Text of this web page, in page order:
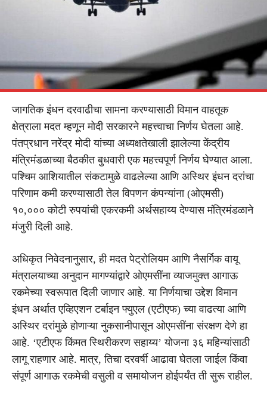
जागतिक इंधन दरवाढीचा सामना करण्यासाठी विमान वाहतूक
क्षेत्राला मदत म्हणून मोदी सरकारने महत्त्वाचा निर्णय घेतला आहे.
पंतप्रधान नरेंद्र मोदी यांच्या अध्यक्षतेखाली झालेल्या केंद्रीय
मंत्रिमंडळाच्या बैठकीत बुधवारी एक महत्त्वपूर्ण निर्णय घेण्यात आला.
पश्चिम आशियातील संकटामुळे वाढलेल्या आणि अस्थिर इंधन दरांचा
परिणाम कमी करण्यासाठी तेल विपणन कंपन्यांना (ओएमसी)
१०,००० कोटी रुपयांची एकरकमी अर्थसहाय्य देण्यास मंत्रिमंडळाने
मंजुरी दिली आहे.
अधिकृत निवेदनानुसार, ही मदत पेट्रोलियम आणि नैसर्गिक वायू
मंत्रालयाच्या अनुदान मागण्यांद्वारे ओएमसींना व्याजमुक्त आगाऊ
रकमेच्या स्वरूपात दिली जाणार आहे. या निर्णयाचा उद्देश विमान
इंधन अर्थात एव्हिएशन टर्बाइन फ्युएल (एटीएफ) च्या वाढत्या आणि
अस्थिर दरांमुळे होणाऱ्या नुकसानीपासून ओएमसींना संरक्षण देणे हा
आहे. ‘एटीएफ किंमत स्थिरीकरण सहाय्य’ योजना ३६ महिन्यांसाठी
लागू राहणार आहे. मात्र, तिचा दरवर्षी आढावा घेतला जाईल किंवा
संपूर्ण आगाऊ रकमेची वसुली व समायोजन होईपर्यंत ती सुरू राहील.